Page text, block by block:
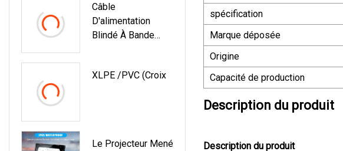
Conception De
Lavage De Mur,
Étanche IP65
Câble
D'alimentation
Blindé À Bande
Moyenne De Basse
XLPE /PVC (Croix
Le Projecteur Mené
spécification
Marque déposée
Origine
Capacité de production
Description du produit
Description du produit